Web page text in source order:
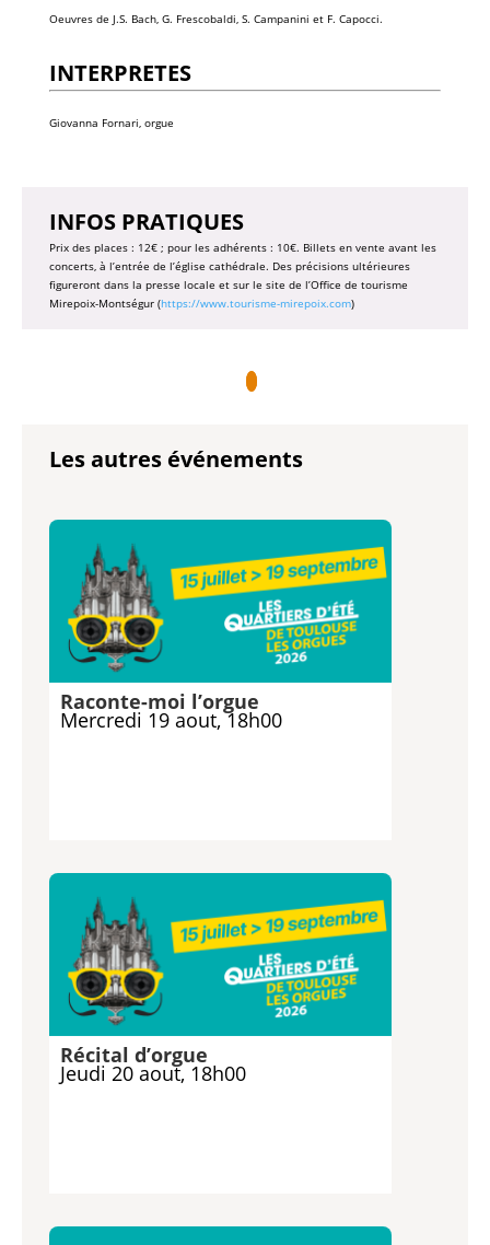
Oeuvres de J.S. Bach, G. Frescobaldi, S. Campanini et F. Capocci.
INTERPRETES
Giovanna Fornari, orgue
INFOS PRATIQUES
Prix des places : 12€ ; pour les adhérents : 10€. Billets en vente avant les
concerts, à l’entrée de l’église cathédrale. Des précisions ultérieures
figureront dans la presse locale et sur le site de l’Office de tourisme
Mirepoix-Montségur (https://www.tourisme-mirepoix.com)
Les autres événements
Raconte-moi l’orgue
Mercredi 19 aout, 18h00
Récital d’orgue
Jeudi 20 aout, 18h00